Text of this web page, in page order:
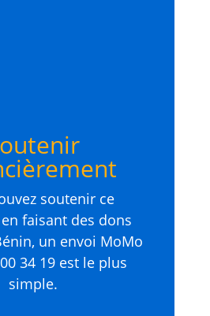
soutenir ce
faisant des dons
un envoi MoMo
34 19 est le plus
simple.